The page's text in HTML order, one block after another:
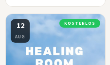
12
AUG
KOSTENLOS